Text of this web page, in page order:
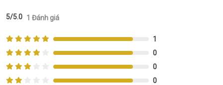
5/5.0 1 Đánh giá
1
0
0
0